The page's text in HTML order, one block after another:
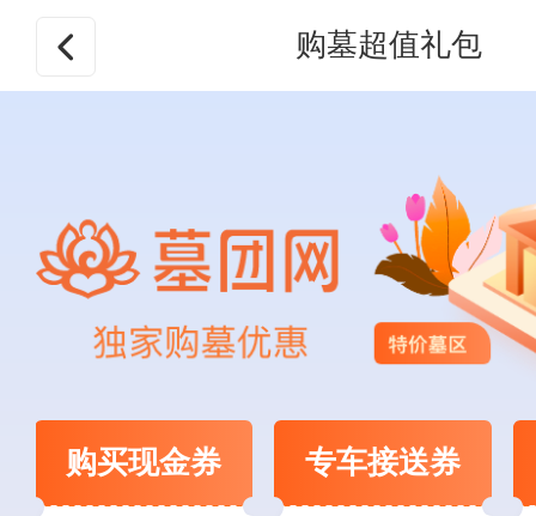
购墓超值礼包
购买现金券 专车接送券